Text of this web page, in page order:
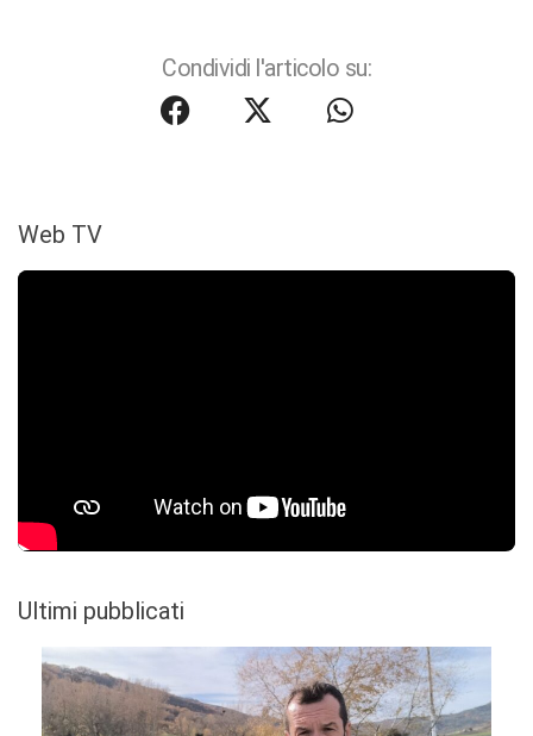
Condividi l'articolo su:
Web TV
Ultimi pubblicati